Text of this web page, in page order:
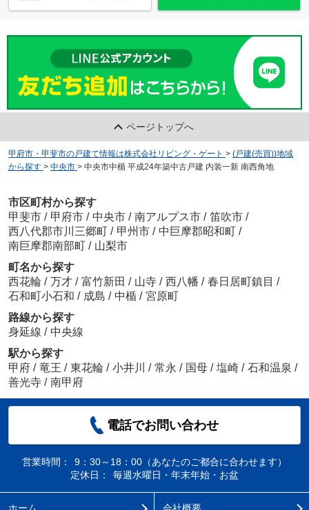
ページトップへ
甲府市・甲斐市の戸建て情報は株式会社リビング・ゲート > (戸建(売買))地域
から探す > 中央市 > 中央市中楯 平成24年築中古戸建 内装一新 南西角地
市区町村から探す
甲斐市 / 甲府市 / 中央市 / 南アルプス市 / 笛吹市 /
西八代郡市川三郷町 / 甲州市 / 中巨摩郡昭和町 /
南巨摩郡南部町 / 山梨市
町名から探す
西花輪 / 万才 / 富竹新田 / 山寺 / 西八幡 / 春日居町鎮目 /
石和町小石和 / 成島 / 中楯 / 宮原町
路線から探す
身延線 / 中央線
駅から探す
甲府 / 竜王 / 東花輪 / 小井川 / 常永 / 国母 / 塩崎 / 石和温泉 /
善光寺 / 南甲府
電話でお問い合わせ
営業時間：
9：30～18：00（あなたのご都合に合わせます）
定休日：
毎週水曜日・年末年始・お盆
ホーム 会社概要